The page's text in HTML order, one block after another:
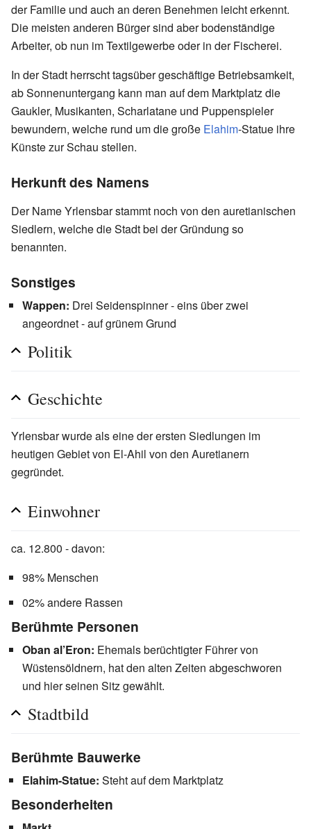
der Familie und auch an deren Benehmen leicht erkennt.
Die meisten anderen Bürger sind aber bodenständige
Arbeiter, ob nun im Textilgewerbe oder in der Fischerei.
In der Stadt herrscht tagsüber geschäftige Betriebsamkeit,
ab Sonnenuntergang kann man auf dem Marktplatz die
Gaukler, Musikanten, Scharlatane und Puppenspieler
bewundern, welche rund um die große Elahim-Statue ihre
Künste zur Schau stellen.
Herkunft des Namens
Der Name Yrlensbar stammt noch von den auretianischen
Siedlern, welche die Stadt bei der Gründung so
benannten.
Sonstiges
Wappen: Drei Seidenspinner - eins über zwei
angeordnet - auf grünem Grund
Politik
Geschichte
Yrlensbar wurde als eine der ersten Siedlungen im
heutigen Gebiet von El-Ahil von den Auretianern
gegründet.
Einwohner
ca. 12.800 - davon:
98% Menschen
02% andere Rassen
Berühmte Personen
Oban al’Eron: Ehemals berüchtigter Führer von
Wüstensöldnern, hat den alten Zeiten abgeschworen
und hier seinen Sitz gewählt.
Stadtbild
Berühmte Bauwerke
Elahim-Statue: Steht auf dem Marktplatz
Besonderheiten